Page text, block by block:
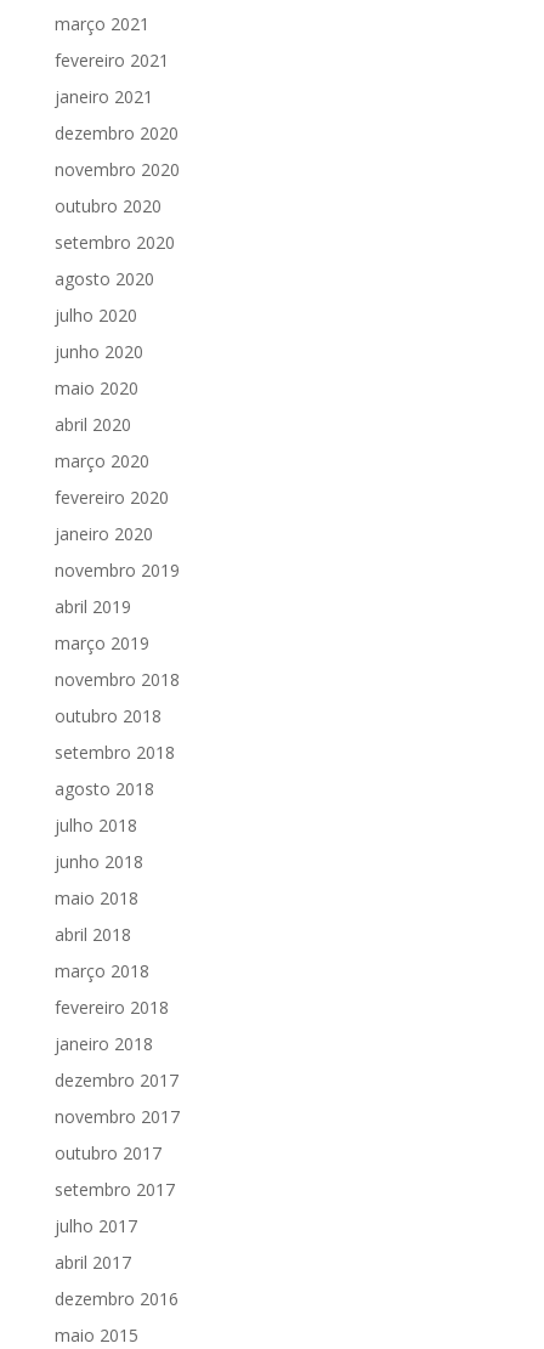
março 2021
fevereiro 2021
janeiro 2021
dezembro 2020
novembro 2020
outubro 2020
setembro 2020
agosto 2020
julho 2020
junho 2020
maio 2020
abril 2020
março 2020
fevereiro 2020
janeiro 2020
novembro 2019
abril 2019
março 2019
novembro 2018
outubro 2018
setembro 2018
agosto 2018
julho 2018
junho 2018
maio 2018
abril 2018
março 2018
fevereiro 2018
janeiro 2018
dezembro 2017
novembro 2017
outubro 2017
setembro 2017
julho 2017
abril 2017
dezembro 2016
maio 2015